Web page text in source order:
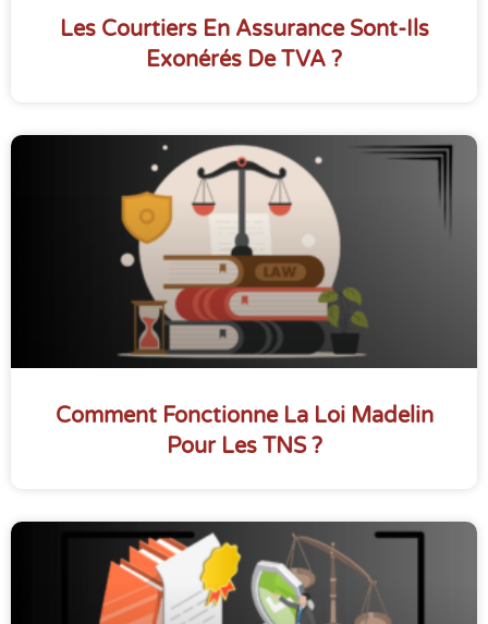
Les Courtiers En Assurance Sont-Ils
Exonérés De TVA ?
Comment Fonctionne La Loi Madelin
Pour Les TNS ?